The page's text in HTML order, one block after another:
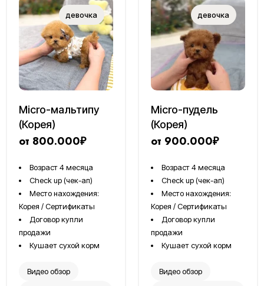
Micro-мальтипу
(Корея)
от 800.000₽
Возраст 4 месяца
Сheck up (чек-ап)
Место нахождения:
Корея / Сертификаты
Договор купли
продажи
Кушает сухой корм
Видео обзор
Micro-пудель
(Корея)
от 900.000₽
Возраст 4 месяца
Сheck up (чек-ап)
Место нахождения:
Корея / Сертификаты
Договор купли
продажи
Кушает сухой корм
Видео обзор